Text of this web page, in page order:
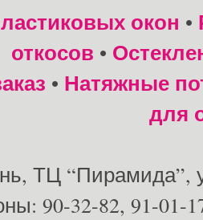
окон •
откосов •
• Натяжные
для
ТЦ “Пирамида”,
90-32-82, 91-01-